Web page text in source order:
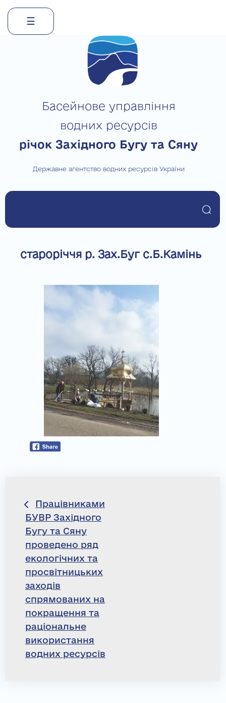
☰
Басейнове управління
водних ресурсів
річок Західного Бугу та Сяну
Державне агентство водних ресурсів України
староріччя р. Зах.Буг с.Б.Камінь
Навігація
записів
Працівниками
БУВР Західного
Бугу та Сяну
проведено ряд
екологічних та
просвітницьких
заходів
спрямованих на
покращення та
раціональне
використання
водних ресурсів